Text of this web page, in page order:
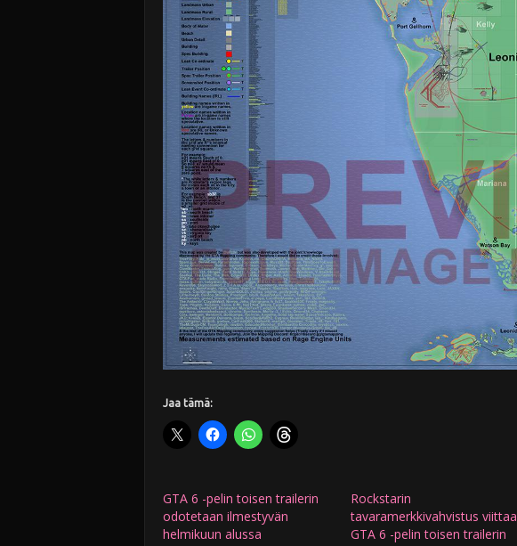
Jaa tämä:
GTA 6 -pelin toisen trailerin
odotetaan ilmestyvän
helmikuun alussa
Rockstarin
tavaramerkkivahvistus viittaa
GTA 6 -pelin toisen trailerin